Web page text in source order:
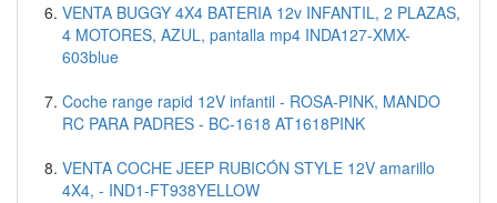
VENTA BUGGY 4X4 BATERIA 12v INFANTIL, 2 PLAZAS,
4 MOTORES, AZUL, pantalla mp4 INDA127-XMX-
603blue
Coche range rapid 12V infantil - ROSA-PINK, MANDO
RC PARA PADRES - BC-1618 AT1618PINK
VENTA COCHE JEEP RUBICÓN STYLE 12V amarillo
4X4, - IND1-FT938YELLOW